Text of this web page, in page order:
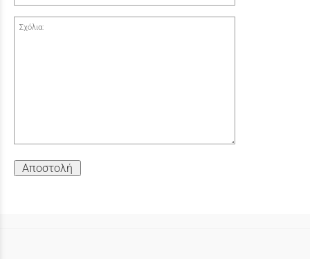
Σχόλια:
Αποστολή